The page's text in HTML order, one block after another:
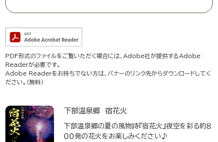
PDF形式のファイルをご覧いただく場合には、Adobe社が提供するAdobe
Readerが必要です。
Adobe Readerをお持ちでない方は、バナーのリンク先からダウンロードしてく
ださい。（無料）
下部温泉郷 宿花火
下部温泉郷の夏の風物詩『宿花火』夜空を彩る約８
００発の花火をお楽しみください♪